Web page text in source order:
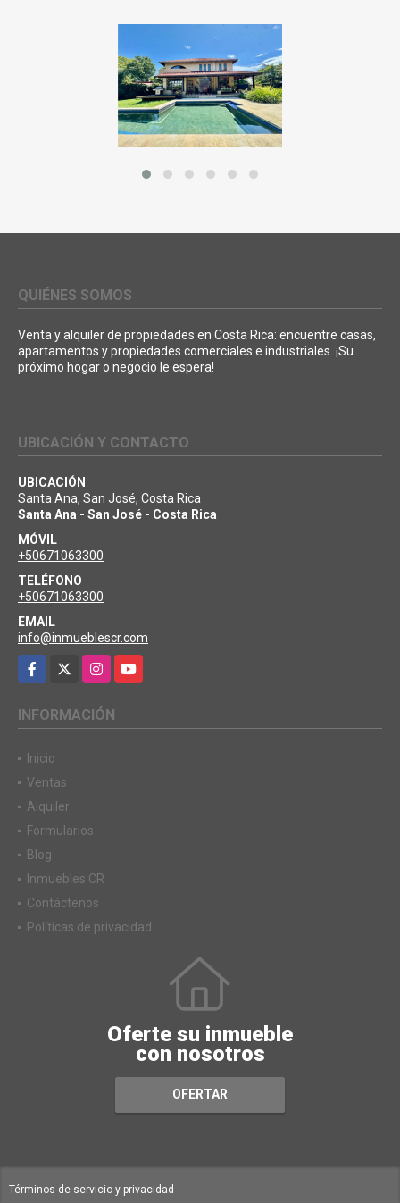
QUIÉNES SOMOS
Venta y alquiler de propiedades en Costa Rica: encuentre casas,
apartamentos y propiedades comerciales e industriales. ¡Su
próximo hogar o negocio le espera!
UBICACIÓN Y CONTACTO
UBICACIÓN
Santa Ana, San José, Costa Rica
Santa Ana - San José - Costa Rica
MÓVIL
+50671063300
TELÉFONO
+50671063300
EMAIL
info@inmueblescr.com
Facebook
InstagramYouTube
INFORMACIÓN
Inicio
Ventas
Alquiler
Formularios
Blog
Inmuebles CR
Contáctenos
Políticas de privacidad
Oferte su inmueble
con nosotros
OFERTAR
Términos de servicio y privacidad